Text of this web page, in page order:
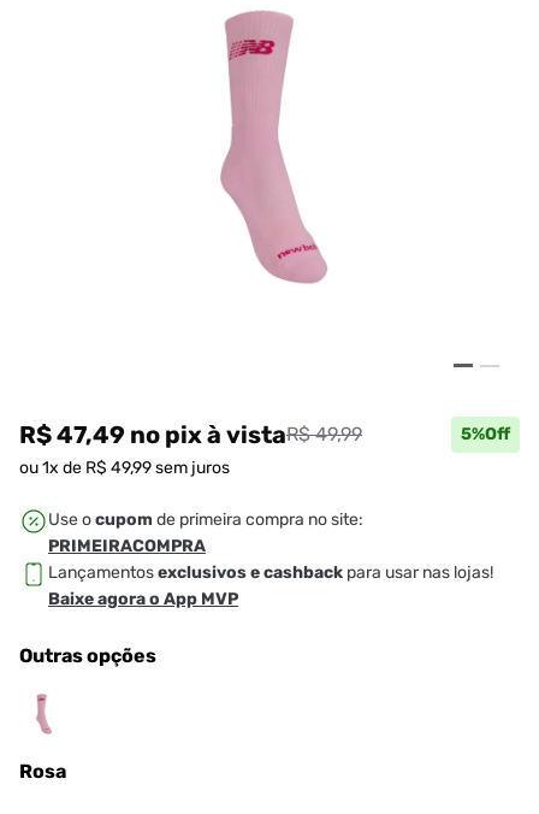
R$ 47,49 no pixà vistaR$ 49,99 5%Off
ou1x de R$ 49,99sem juros
Use ocupom de primeira compra no site:
PRIMEIRACOMPRA
Lançamentosexclusivos e cashback para usar nas lojas!
Baixe agora o App MVP
Outras opções
Rosa